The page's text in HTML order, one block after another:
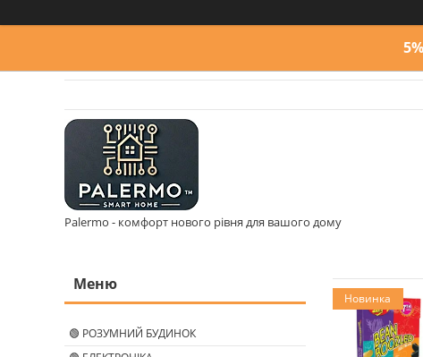
Palermo - комфорт нового рівня для вашого дому
Новинка
🟢 РОЗУМНИЙ БУДИНОК